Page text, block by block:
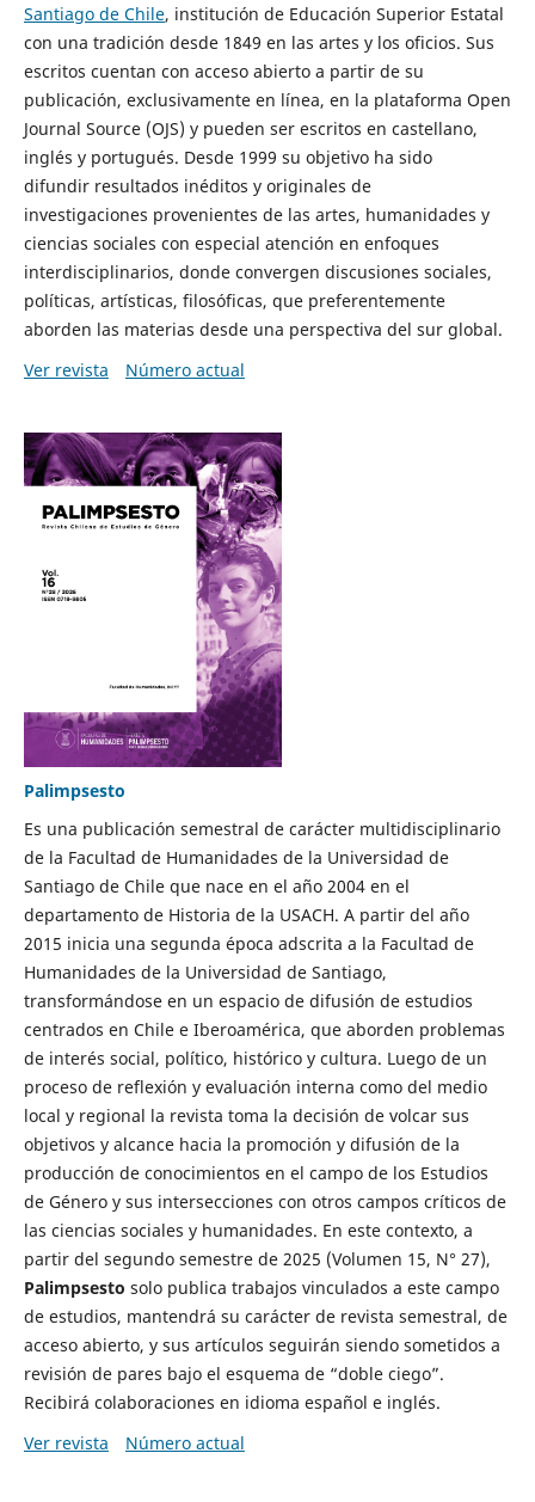
Santiago de Chile, institución de Educación Superior Estatal
con una tradición desde 1849 en las artes y los oficios. Sus
escritos cuentan con acceso abierto a partir de su
publicación, exclusivamente en línea, en la plataforma Open
Journal Source (OJS) y pueden ser escritos en castellano,
inglés y portugués. Desde 1999 su objetivo ha sido
difundir resultados inéditos y originales de
investigaciones provenientes de las artes, humanidades y
ciencias sociales con especial atención en enfoques
interdisciplinarios, donde convergen discusiones sociales,
políticas, artísticas, filosóficas, que preferentemente
aborden las materias desde una perspectiva del sur global.
Ver revista
Número actual
Palimpsesto
Es una publicación semestral de carácter multidisciplinario
de la Facultad de Humanidades de la Universidad de
Santiago de Chile que nace en el año 2004 en el
departamento de Historia de la USACH. A partir del año
2015 inicia una segunda época adscrita a la Facultad de
Humanidades de la Universidad de Santiago,
transformándose en un espacio de difusión de estudios
centrados en Chile e Iberoamérica, que aborden problemas
de interés social, político, histórico y cultura. Luego de un
proceso de reflexión y evaluación interna como del medio
local y regional la revista toma la decisión de volcar sus
objetivos y alcance hacia la promoción y difusión de la
producción de conocimientos en el campo de los Estudios
de Género y sus intersecciones con otros campos críticos de
las ciencias sociales y humanidades. En este contexto, a
partir del segundo semestre de 2025 (Volumen 15, N° 27),
Palimpsesto solo publica trabajos vinculados a este campo
de estudios, mantendrá su carácter de revista semestral, de
acceso abierto, y sus artículos seguirán siendo sometidos a
revisión de pares bajo el esquema de “doble ciego”.
Recibirá colaboraciones en idioma español e inglés.
Ver revista
Número actual